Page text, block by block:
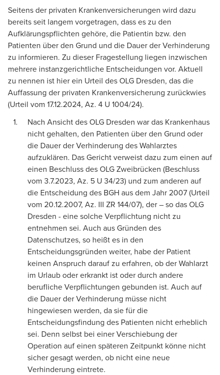
Seitens der privaten Krankenversicherungen wird dazu
bereits seit langem vorgetragen, dass es zu den
Aufklärungspflichten gehöre, die Patientin bzw. den
Patienten über den Grund und die Dauer der Verhinderung
zu informieren. Zu dieser Fragestellung liegen inzwischen
mehrere instanzgerichtliche Entscheidungen vor. Aktuell
zu nennen ist hier ein Urteil des OLG Dresden, das die
Auffassung der privaten Krankenversicherung zurückwies
(Urteil vom 17.12.2024, Az. 4 U 1004/24).
Nach Ansicht des OLG Dresden war das Krankenhaus
nicht gehalten, den Patienten über den Grund oder
die Dauer der Verhinderung des Wahlarztes
aufzuklären. Das Gericht verweist dazu zum einen auf
einen Beschluss des OLG Zweibrücken (Beschluss
vom 3.7.2023, Az. 5 U 34/23) und zum anderen auf
die Entscheidung des BGH aus dem Jahr 2007 (Urteil
vom 20.12.2007, Az. III ZR 144/07), der – so das OLG
Dresden - eine solche Verpflichtung nicht zu
entnehmen sei. Auch aus Gründen des
Datenschutzes, so heißt es in den
Entscheidungsgründen weiter, habe der Patient
keinen Anspruch darauf zu erfahren, ob der Wahlarzt
im Urlaub oder erkrankt ist oder durch andere
berufliche Verpflichtungen gebunden ist. Auch auf
die Dauer der Verhinderung müsse nicht
hingewiesen werden, da sie für die
Entscheidungsfindung des Patienten nicht erheblich
sei. Denn selbst bei einer Verschiebung der
Operation auf einen späteren Zeitpunkt könne nicht
sicher gesagt werden, ob nicht eine neue
Verhinderung eintrete.